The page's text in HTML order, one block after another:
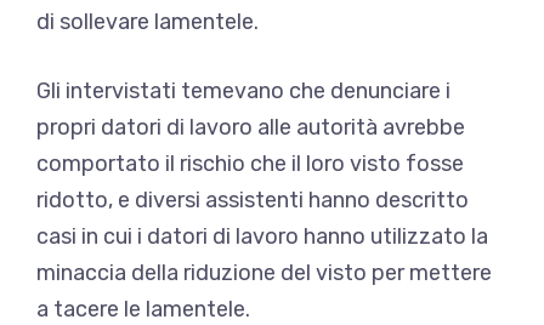
di sollevare lamentele.
Gli intervistati temevano che denunciare i
propri datori di lavoro alle autorità avrebbe
comportato il rischio che il loro visto fosse
ridotto, e diversi assistenti hanno descritto
casi in cui i datori di lavoro hanno utilizzato la
minaccia della riduzione del visto per mettere
a tacere le lamentele.